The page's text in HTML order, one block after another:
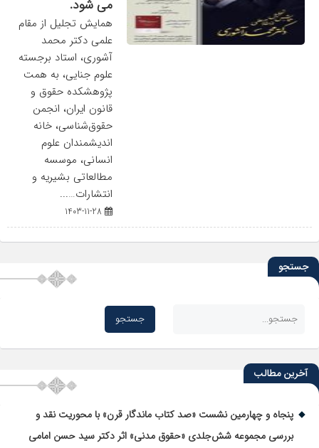
می شود.
همایش تجلیل از مقام
علمی دکتر محمد
آشوری، استاد برجسته
علوم جنایی، به همت
پژوهشکده حقوق و
قانون ایران، انجمن
حقوق‌شناسی، خانه
اندیشمندان علوم
انسانی، موسسه
مطالعاتی بشیریه و
انتشارات…...
جستجو
آخرین مطالب
پنجاه و چهارمین نشست «صد کتاب ماندگار قرن» با محوریت نقد و
بررسی مجموعه شش‌جلدی «حقوق مدنی» اثر دکتر سید حسن امامی